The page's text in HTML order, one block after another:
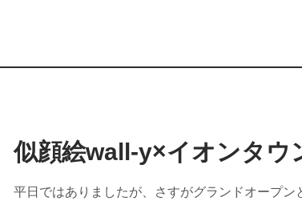
似顔絵wall-y×イオンタウ
平日ではありましたが、さすがグランドオープン